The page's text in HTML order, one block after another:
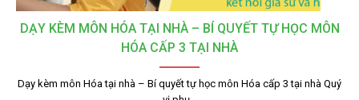
DẠY KÈM MÔN HÓA TẠI NHÀ – BÍ QUYẾT TỰ HỌC MÔN
HÓA CẤP 3 TẠI NHÀ
Dạy kèm môn Hóa tại nhà – Bí quyết tự học môn Hóa cấp 3 tại nhà Quý